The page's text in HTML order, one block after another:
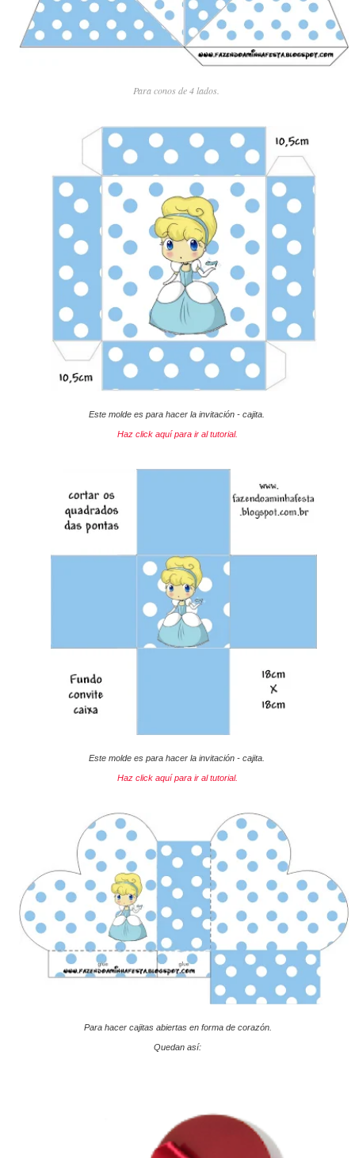
Para conos de 4 lados.
Este molde es para hacer la invitación - cajita.
Haz click aquí para ir al tutorial.
Este molde es para hacer la invitación - cajita.
Haz click aquí para ir al tutorial.
Para hacer cajitas abiertas en forma de corazón.
Quedan así: